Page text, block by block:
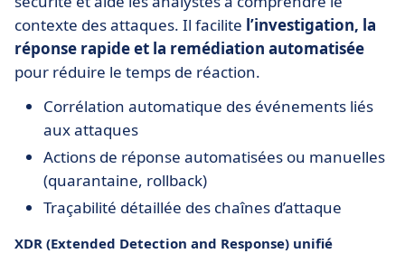
contexte des attaques. Il facilite l’investigation, la
réponse rapide et la remédiation automatisée
pour réduire le temps de réaction.
Corrélation automatique des événements liés
aux attaques
Actions de réponse automatisées ou manuelles
(quarantaine, rollback)
Traçabilité détaillée des chaînes d’attaque
XDR (Extended Detection and Response) unifié